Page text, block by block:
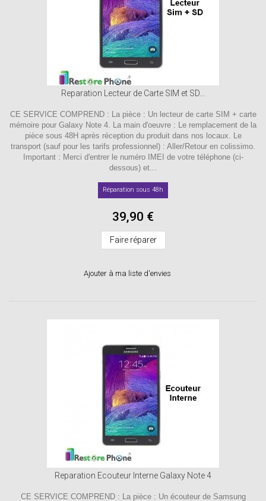
Reparation Lecteur de Carte SIM et SD...
CE SERVICE COMPREND : La pièce : Un lecteur de carte SIM + carte
mémoire pour Galaxy Note 4. La main d'oeuvre : Le remplacement de la
pièce sous 48H après réception du produit dans nos locaux. Le
transport (sauf pour les tarifs professionnel) : Aller/Retour en colissimo.
Important : Merci d'entrer le numéro IMEI de votre téléphone (ci-
dessous) et...
Réparation sous 48h
39,90 €
Faire réparer
Ajouter à ma liste d'envies
Reparation Ecouteur Interne Galaxy Note 4
CE SERVICE COMPREND : La pièce : Un écouteur de Samsung